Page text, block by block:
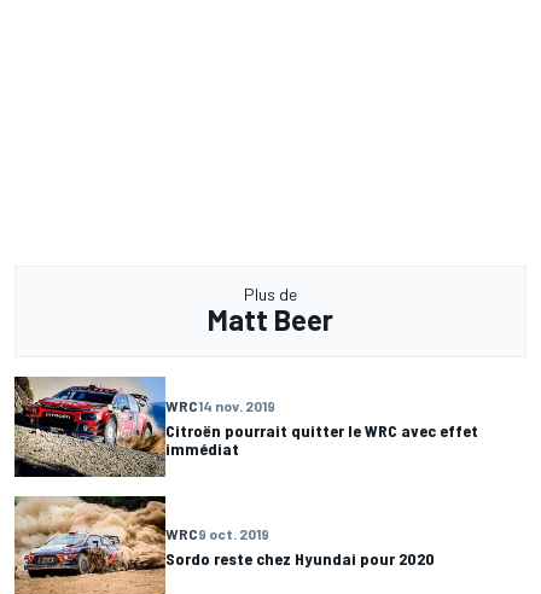
Plus de
Matt Beer
WRC14 nov. 2019
Citroën pourrait quitter le WRC avec effet
immédiat
WRC9 oct. 2019
Sordo reste chez Hyundai pour 2020